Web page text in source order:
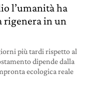
l’umanità ha
rigenera in un
più tardi rispetto al
dipende dalla
ecologica reale